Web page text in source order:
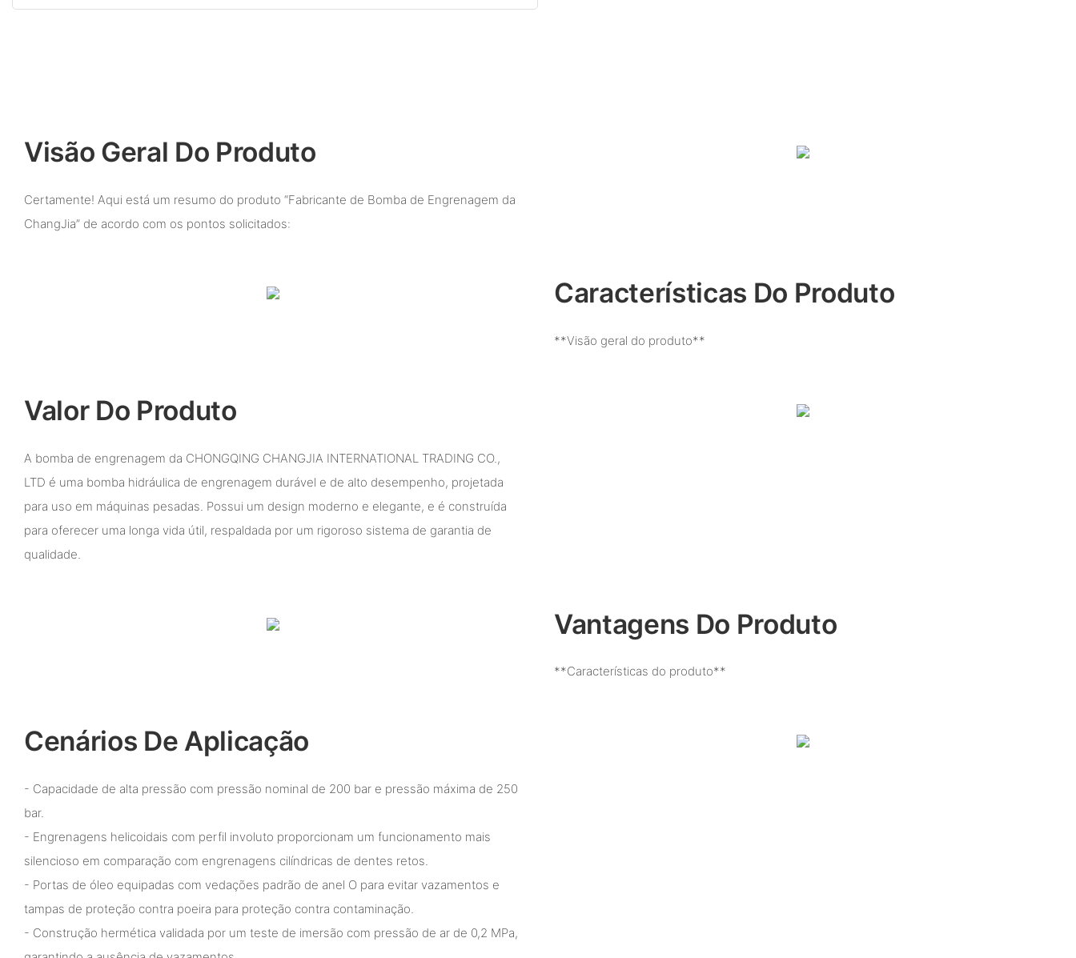
Visão Geral Do Produto
Certamente! Aqui está um resumo do produto “Fabricante de Bomba de Engrenagem da
ChangJia” de acordo com os pontos solicitados:
Características Do Produto
**Visão geral do produto**
Valor Do Produto
A bomba de engrenagem da CHONGQING CHANGJIA INTERNATIONAL TRADING CO.,
LTD é uma bomba hidráulica de engrenagem durável e de alto desempenho, projetada
para uso em máquinas pesadas. Possui um design moderno e elegante, e é construída
para oferecer uma longa vida útil, respaldada por um rigoroso sistema de garantia de
qualidade.
Vantagens Do Produto
**Características do produto**
Cenários De Aplicação
- Capacidade de alta pressão com pressão nominal de 200 bar e pressão máxima de 250
bar.
- Engrenagens helicoidais com perfil involuto proporcionam um funcionamento mais
silencioso em comparação com engrenagens cilíndricas de dentes retos.
- Portas de óleo equipadas com vedações padrão de anel O para evitar vazamentos e
tampas de proteção contra poeira para proteção contra contaminação.
- Construção hermética validada por um teste de imersão com pressão de ar de 0,2 MPa,